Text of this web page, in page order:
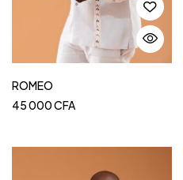
ROMEO
45 000CFA